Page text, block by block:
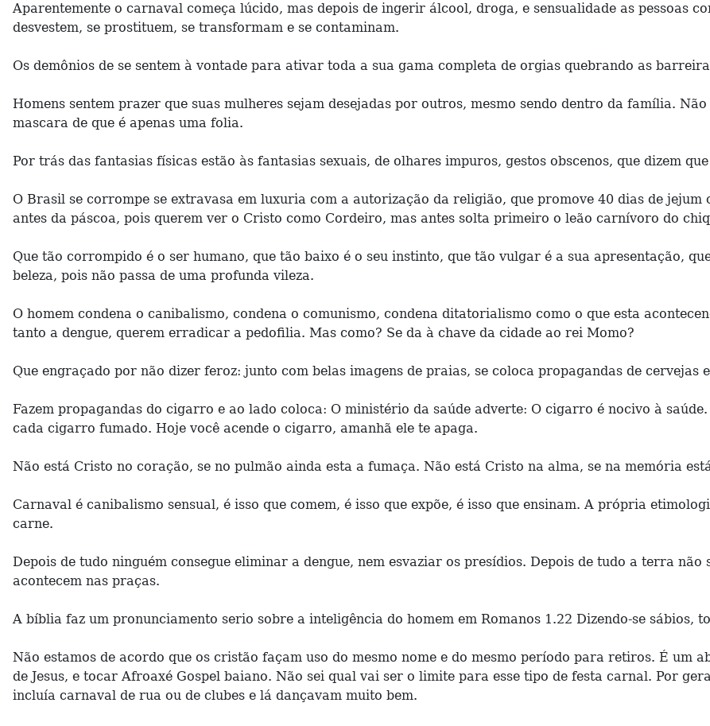
Aparentemente o carnaval começa lúcido, mas depois de ingerir álcool, droga, e sensualidade as pessoas
desvestem, se prostituem, se transformam e se contaminam.
Os demônios de se sentem à vontade para ativar toda a sua gama completa de orgias quebrando as
Homens sentem prazer que suas mulheres sejam desejadas por outros, mesmo sendo dentro da família.
mascara de que é apenas uma folia.
Por trás das fantasias físicas estão às fantasias sexuais, de olhares impuros, gestos obscenos, que dizem
O Brasil se corrompe se extravasa em luxuria com a autorização da religião, que promove 40 dias de
antes da páscoa, pois querem ver o Cristo como Cordeiro, mas antes solta primeiro o leão carnívoro do
Que tão corrompido é o ser humano, que tão baixo é o seu instinto, que tão vulgar é a sua apresentação,
beleza, pois não passa de uma profunda vileza.
O homem condena o canibalismo, condena o comunismo, condena ditatorialismo como o que esta
tanto a dengue, querem erradicar a pedofilia. Mas como? Se da à chave da cidade ao rei Momo?
Que engraçado por não dizer feroz: junto com belas imagens de praias, se coloca propagandas de cervejas
Fazem propagandas do cigarro e ao lado coloca: O ministério da saúde adverte: O cigarro é nocivo à
cada cigarro fumado. Hoje você acende o cigarro, amanhã ele te apaga.
Não está Cristo no coração, se no pulmão ainda esta a fumaça. Não está Cristo na alma, se na memória
Carnaval é canibalismo sensual, é isso que comem, é isso que expõe, é isso que ensinam. A própria
carne.
Depois de tudo ninguém consegue eliminar a dengue, nem esvaziar os presídios. Depois de tudo a terra
acontecem nas praças.
A bíblia faz um pronunciamento serio sobre a inteligência do homem em Romanos 1.22 Dizendo-se sábios,
Não estamos de acordo que os cristão façam uso do mesmo nome e do mesmo período para retiros. É um
de Jesus, e tocar Afroaxé Gospel baiano. Não sei qual vai ser o limite para esse tipo de festa carnal. Por
incluía carnaval de rua ou de clubes e lá dançavam muito bem.